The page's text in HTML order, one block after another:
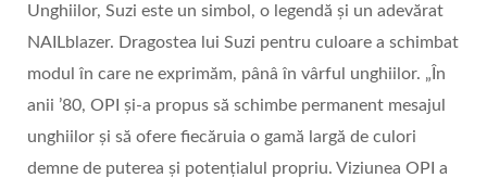
Unghiilor, Suzi este un simbol, o legendă și un adevărat
NAILblazer. Dragostea lui Suzi pentru culoare a schimbat
modul în care ne exprimăm, pânâ în vârful unghiilor. „În
anii ’80, OPI și-a propus să schimbe permanent mesajul
unghiilor și să ofere fiecăruia o gamă largă de culori
demne de puterea și potențialul propriu. Viziunea OPI a